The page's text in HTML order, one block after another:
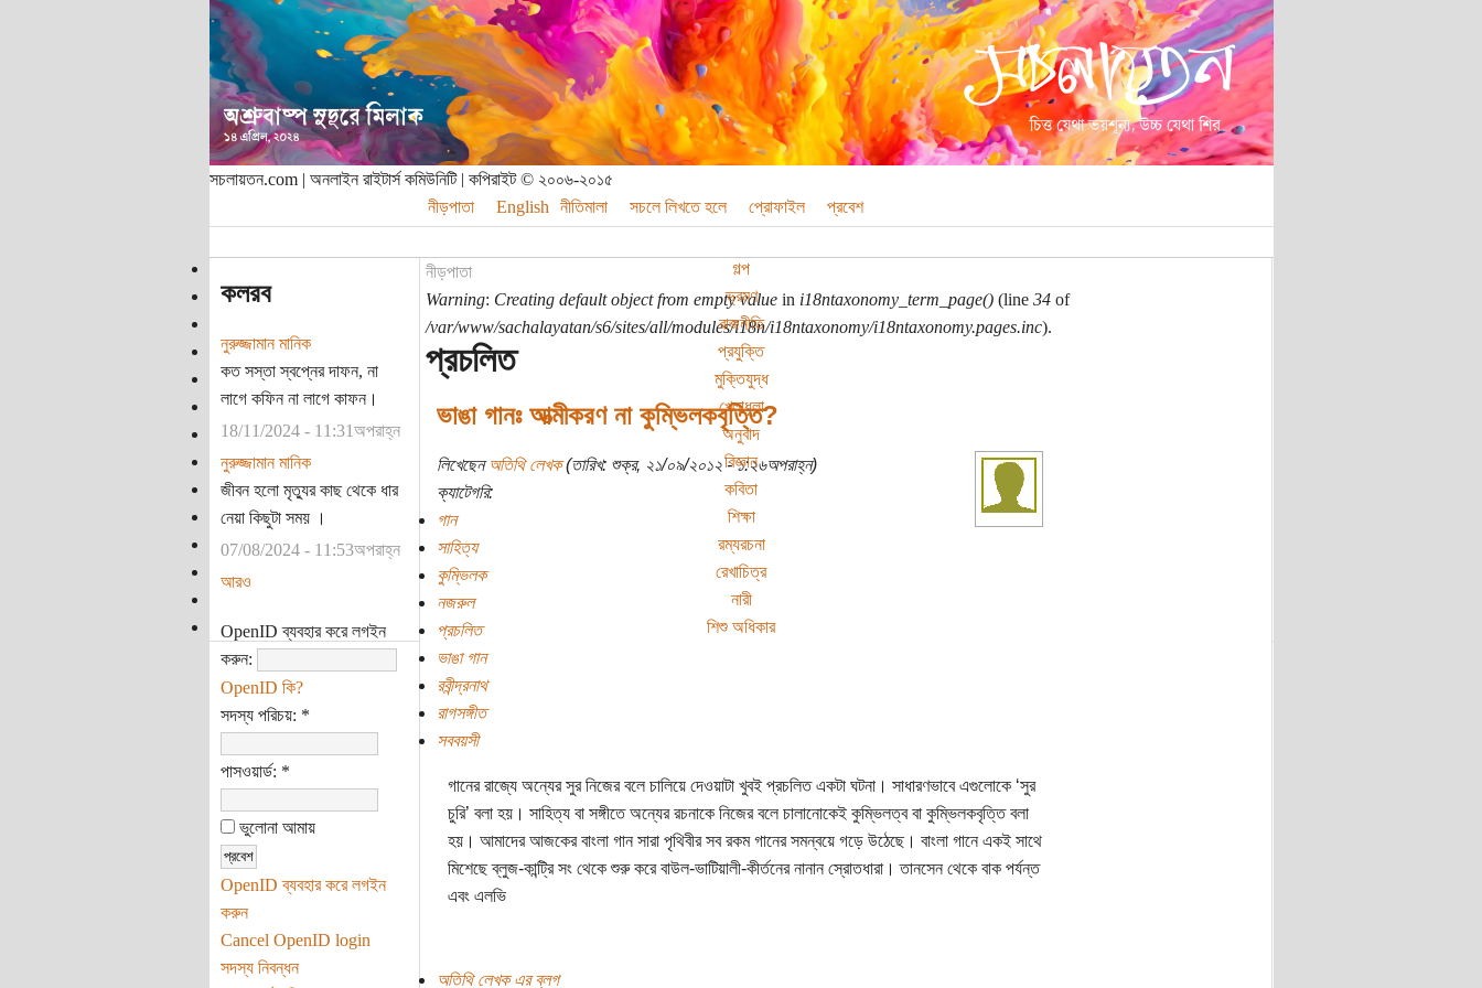
সচলায়তন.com | অনলাইন রাইটার্স কমিউনিটি | কপিরাইট © ২০০৬-২০১৫
নীড়পাতা
English নীতিমালা সচলে লিখতে হলে প্রোফাইল প্রবেশ
গল্প
ভ্রমণ
রাজনীতি
প্রযুক্তি
মুক্তিযুদ্ধ
খেলাধুলা
অনুবাদ
বিজ্ঞান
কবিতা
শিক্ষা
রম্যরচনা
রেখাচিত্র
নারী
শিশু অধিকার
কলরব
নুরুজ্জামান মানিক
কত সস্তা স্বপ্নের দাফন, না
লাগে কফিন না লাগে কাফন।
18/11/2024 - 11:31অপরাহ্ন
নুরুজ্জামান মানিক
জীবন হলো মৃত্যুর কাছ থেকে ধার
নেয়া কিছুটা সময় ।
07/08/2024 - 11:53অপরাহ্ন
আরও
OpenID ব্যবহার করে লগইন
করুন:
OpenID কি?
সদস্য পরিচয়: *
পাসওয়ার্ড: *
ভুলোনা আমায়
OpenID ব্যবহার করে লগইন
করুন
Cancel OpenID login
সদস্য নিবন্ধন
নীড়পাতা
Warning: Creating default object from empty valuein i18ntaxonomy_term_page()(line 34of
/var/www/sachalayatan/s6/sites/all/modules/i18n/i18ntaxonomy/i18ntaxonomy.pages.inc).
প্রচলিত
ভাঙা গানঃ আত্মীকরণ না কুম্ভিলকবৃত্তি?
লিখেছেনঅতিথি লেখক(তারিখ: শুক্র, ২১/০৯/২০১২ - ১:২৬অপরাহ্ন)
ক্যাটেগরি:
গান
সাহিত্য
কুম্ভিলক
নজরুল
প্রচলিত
ভাঙা গান
রবীন্দ্রনাথ
রাগসঙ্গীত
সববয়সী
গানের রাজ্যে অন্যের সুর নিজের বলে চালিয়ে দেওয়াটা খুবই প্রচলিত একটা ঘটনা। সাধারণভাবে এগুলোকে ‘সুর
চুরি’ বলা হয়। সাহিত্য বা সঙ্গীতে অন্যের রচনাকে নিজের বলে চালানোকেই কুম্ভিলত্ব বা কুম্ভিলকবৃত্তি বলা
হয়। আমাদের আজকের বাংলা গান সারা পৃথিবীর সব রকম গানের সমন্বয়ে গড়ে উঠেছে। বাংলা গানে একই সাথে
মিশেছে ব্লুজ-কান্ট্রি সং থেকে শুরু করে বাউল-ভাটিয়ালী-কীর্তনের নানান স্রোতধারা। তানসেন থেকে বাক পর্যন্ত
এবং এলভি
অতিথি লেখক এর ব্লগ